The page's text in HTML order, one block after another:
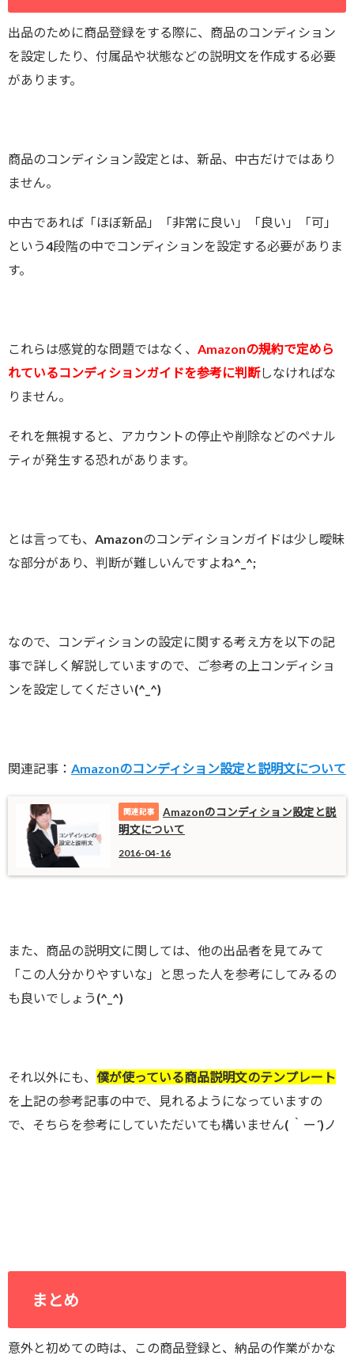
出品のために商品登録をする際に、商品のコンディション
を設定したり、付属品や状態などの説明文を作成する必要
があります。
商品のコンディション設定とは、新品、中古だけではあり
ません。
中古であれば「ほぼ新品」「非常に良い」「良い」「可」
という4段階の中でコンディションを設定する必要がありま
す。
これらは感覚的な問題ではなく、 Amazonの規約で定めら
れているコンディションガイドを参考に判断しなければな
りません。
それを無視すると、アカウントの停止や削除などのペナル
ティが発生する恐れがあります。
とは言っても、Amazonのコンディションガイドは少し曖昧
な部分があり、判断が難しいんですよね^_^;
なので、コンディションの設定に関する考え方を以下の記
事で詳しく解説していますので、ご参考の上コンディショ
ンを設定してください(^_^)
関連記事： Amazonのコンディション設定と説明文について
Amazonのコンディション設定と説
明文について
2016-04-16
また、商品の説明文に関しては、他の出品者を見てみて
「この人分かりやすいな」と思った人を参考にしてみるの
も良いでしょう(^_^)
それ以外にも、 僕が使っている商品説明文のテンプレート
を上記の参考記事の中で、見れるようになっていますの
で、そちらを参考にしていただいても構いません( ｀ー´)ノ
まとめ
意外と初めての時は、この商品登録と、納品の作業がかな